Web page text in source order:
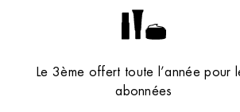
Le 3ème offert toute l’année pour
abonnées